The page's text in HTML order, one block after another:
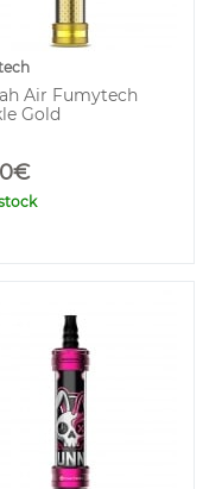
Air Fumytech
Gold